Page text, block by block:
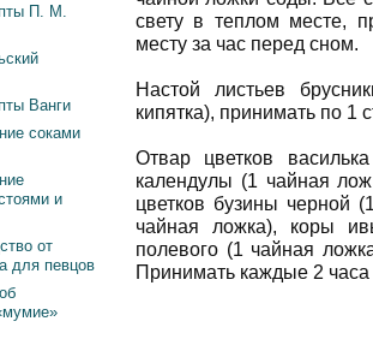
свету в теплом месте,
месту за час перед сном.
Настой листьев
кипятка), принимать по 1
Отвар цветков
календулы (1 чайная
цветков бузины черной
чайная ложка), коры
полевого (1 чайная
Принимать каждые 2 часа
П. М.
Ванги
соками
и
от
для певцов